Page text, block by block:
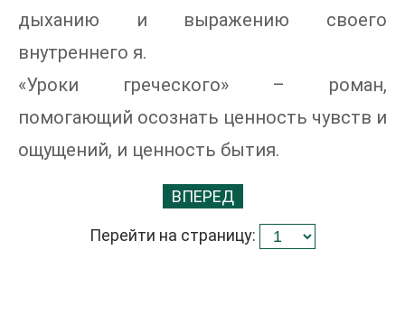
дыханию и выражению своего
внутреннего я.
«Уроки греческого» – роман,
помогающий осознать ценность чувств и
ощущений, и ценность бытия.
ВПЕРЕД
Перейти на страницу: